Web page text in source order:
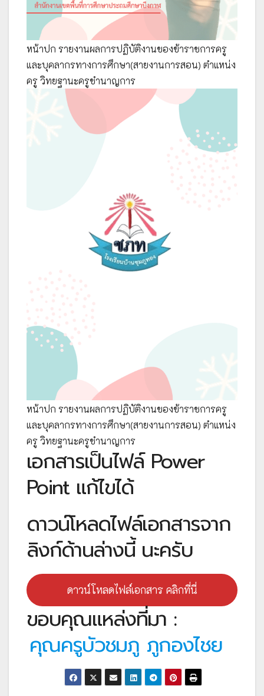
หน้าปก รายงานผลการปฏิบัติงานของข้าราชการครู
และบุคลากรทางการศึกษา(สายงานการสอน) ตำแหน่ง
ครู วิทยฐานะครูชำนาญการ
หน้าปก รายงานผลการปฏิบัติงานของข้าราชการครู
และบุคลากรทางการศึกษา(สายงานการสอน) ตำแหน่ง
ครู วิทยฐานะครูชำนาญการ
เอกสารเป็นไฟล์ Power
Point แก้ไขได้
ดาวน์โหลดไฟล์เอกสารจาก
ลิงก์ด้านล่างนี้ นะครับ
ดาวน์โหลดไฟล์เอกสาร คลิกที่นี่
ขอบคุณแหล่งที่มา :
คุณครูบัวชมภู ภูกองไชย